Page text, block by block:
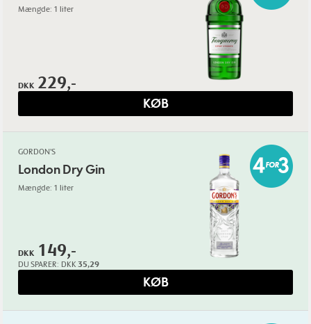
Mængde: 1 liter
DKK 229,-
KØB
GORDON'S
London Dry Gin
Mængde: 1 liter
DKK 149,-
DU SPARER: DKK 35,29
KØB